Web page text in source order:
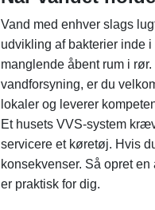
Vand med enhver slags
udvikling af bakterier inde
manglende åbent rum i
vandforsyning, er du
lokaler og leverer
Et husets VVS-system
servicere et køretøj. Hvis
konsekvenser. Så opret
er praktisk for dig.